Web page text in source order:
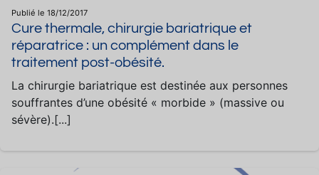
Publié le 18/12/2017
Cure thermale, chirurgie bariatrique et
réparatrice : un complément dans le
traitement post-obésité.
La chirurgie bariatrique est destinée aux personnes
souffrantes d’une obésité « morbide » (massive ou
sévère).[...]